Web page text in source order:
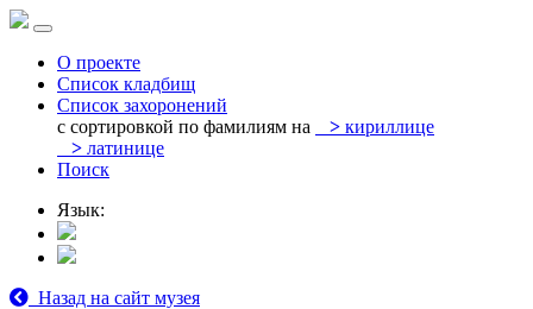
О проекте
Список кладбищ
Список захоронений
с сортировкой по фамилиям на
> кириллице
> латинице
Поиск
Язык:
Назад на сайт музея